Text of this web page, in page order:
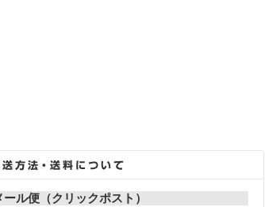
ール便（クリックポスト）